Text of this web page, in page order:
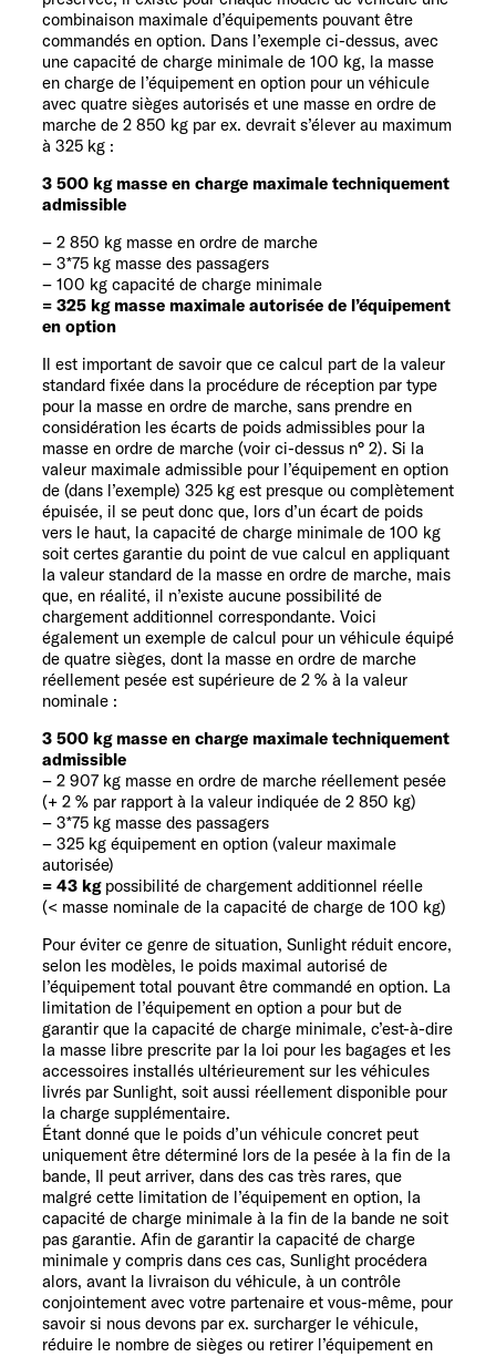
combinaison maximale d’équipements pouvant être
commandés en option. Dans l’exemple ci-dessus, avec
une capacité de charge minimale de 100 kg, la masse
en charge de l’équipement en option pour un véhicule
avec quatre sièges autorisés et une masse en ordre de
marche de 2 850 kg par ex. devrait s’élever au maximum
à 325 kg :
3 500 kg masse en charge maximale techniquement
admissible
– 2 850 kg masse en ordre de marche
– 3*75 kg masse des passagers
– 100 kg capacité de charge minimale
= 325 kg masse maximale autorisée de l’équipement
en option
Il est important de savoir que ce calcul part de la valeur
standard fixée dans la procédure de réception par type
pour la masse en ordre de marche, sans prendre en
considération les écarts de poids admissibles pour la
masse en ordre de marche (voir ci-dessus n° 2). Si la
valeur maximale admissible pour l’équipement en option
de (dans l’exemple) 325 kg est presque ou complètement
épuisée, il se peut donc que, lors d’un écart de poids
vers le haut, la capacité de charge minimale de 100 kg
soit certes garantie du point de vue calcul en appliquant
la valeur standard de la masse en ordre de marche, mais
que, en réalité, il n’existe aucune possibilité de
chargement additionnel correspondante. Voici
également un exemple de calcul pour un véhicule équipé
de quatre sièges, dont la masse en ordre de marche
réellement pesée est supérieure de 2 % à la valeur
nominale :
3 500 kg masse en charge maximale techniquement
admissible
– 2 907 kg masse en ordre de marche réellement pesée
(+ 2 % par rapport à la valeur indiquée de 2 850 kg)
– 3*75 kg masse des passagers
– 325 kg équipement en option (valeur maximale
autorisée)
= 43 kg possibilité de chargement additionnel réelle
(< masse nominale de la capacité de charge de 100 kg)
Pour éviter ce genre de situation, Sunlight réduit encore,
selon les modèles, le poids maximal autorisé de
l’équipement total pouvant être commandé en option. La
limitation de l’équipement en option a pour but de
garantir que la capacité de charge minimale, c’est-à-dire
la masse libre prescrite par la loi pour les bagages et les
accessoires installés ultérieurement sur les véhicules
livrés par Sunlight, soit aussi réellement disponible pour
la charge supplémentaire.
Étant donné que le poids d’un véhicule concret peut
uniquement être déterminé lors de la pesée à la fin de la
bande, Il peut arriver, dans des cas très rares, que
malgré cette limitation de l’équipement en option, la
capacité de charge minimale à la fin de la bande ne soit
pas garantie. Afin de garantir la capacité de charge
minimale y compris dans ces cas, Sunlight procédera
alors, avant la livraison du véhicule, à un contrôle
conjointement avec votre partenaire et vous-même, pour
savoir si nous devons par ex. surcharger le véhicule,
réduire le nombre de sièges ou retirer l’équipement en